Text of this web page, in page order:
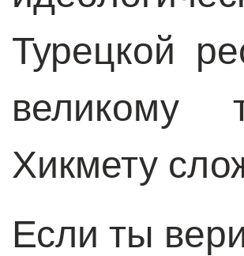
Турецкой
великому
Хикмету
Если ты